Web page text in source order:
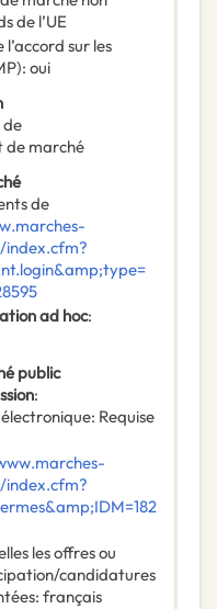
de l’UE
sur les
: oui
de
de marché
de
index.cfm?
ad hoc:
public
:
: Requise
index.cfm?
les offres ou
candidatures
: français